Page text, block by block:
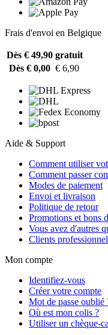
Frais d'envoi en Belgique
Dès € 49,90 gratuit
Dès € 0,00 € 6,90
Aide & Support
Comment utiliser
Comment passer
Modes de paiement
Envoi et livraison
Politique de retour
Promotions et bons
Vous avez d'autres
Clients
Mon compte
Identifiez-vous
Créer votre compte
Mot de passe oublié
Où est mon colis ?
Utiliser un chèque-